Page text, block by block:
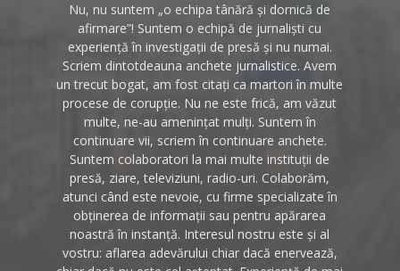
Nu, nu suntem „o echipa tânără și dornică de
afirmare”! Suntem o echipă de jurnaliști cu
experiență în investigații de presă și nu numai.
Scriem dintotdeauna anchete jurnalistice. Avem
un trecut bogat, am fost citați ca martori în multe
procese de corupție. Nu ne este frică, am văzut
multe, ne-au amenințat mulți. Suntem în
continuare vii, scriem în continuare anchete.
Suntem colaboratori la mai multe instituții de
presă, ziare, televiziuni, radio-uri. Colaborăm,
atunci când este nevoie, cu firme specializate în
obținerea de informații sau pentru apărarea
noastră în instanță. Interesul nostru este și al
vostru: aflarea adevărului chiar dacă enervează,